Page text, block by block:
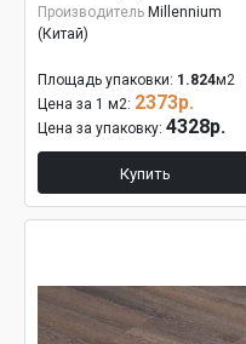
Производитель Millennium
(Китай)
Площадь упаковки: 1.824м2
Цена за 1 м2: 2373р.
Цена за упаковку: 4328р.
Купить